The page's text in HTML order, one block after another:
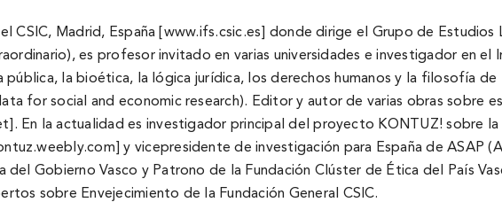
Madrid, España [www.ifs.csic.es] donde dirige el Grupo de
es profesor invitado en varias universidades e investigador en
pública, la bioética, la lógica jurí­dica, los derechos humanos y la filosofí­a
for social and economic research). Editor y autor de varias obras sobre
En la actualidad es investigador principal del proyecto KONTUZ! sobre
y vicepresidente de investigación para España de ASAP
Gobierno Vasco y Patrono de la Fundación Clúster de Ética del Paí­s
sobre Envejecimiento de la Fundación General CSIC.